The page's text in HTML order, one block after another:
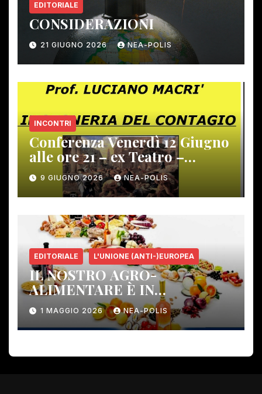
EDITORIALE
CONSIDERAZIONI
21 GIUGNO 2026 NEA-POLIS
INCONTRI
Conferenza Venerdì 12 Giugno
alle ore 21 – ex Teatro –
Gambassi Terme –
9 GIUGNO 2026 NEA-POLIS
EDITORIALE L'UNIONE (ANTI-)EUROPEA
IL NOSTRO AGRO-
ALIMENTARE È IN
PERICOLO!
1 MAGGIO 2026 NEA-POLIS